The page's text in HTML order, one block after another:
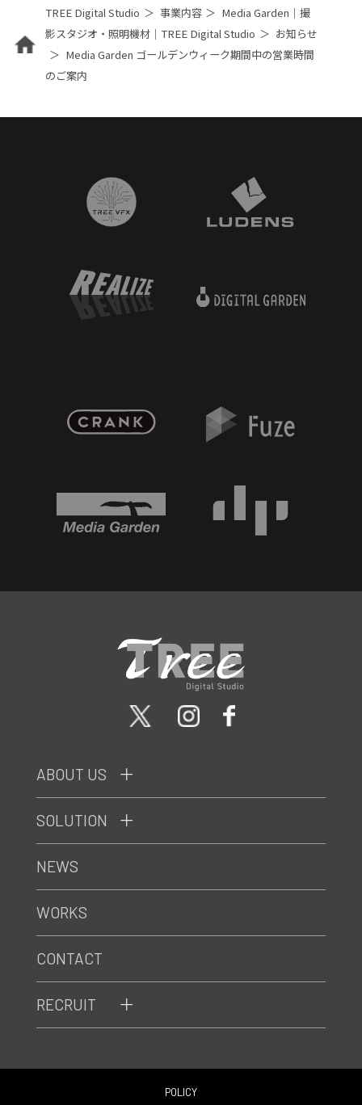
TREE Digital Studio 事業内容
Media Garden｜撮
影スタジオ・照明機材｜TREE Digital Studio
お知らせ
Media Garden ゴールデンウィーク期間中の営業時間
のご案内
ABOUT US
SOLUTION
RECRUIT
NEWS
WORKS
CONTACT
POLICY